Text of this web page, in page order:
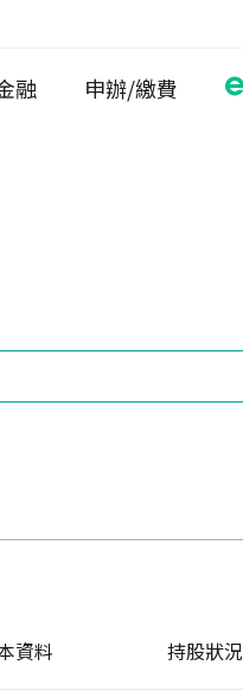
融 申辦/繳費
資料 持股狀況